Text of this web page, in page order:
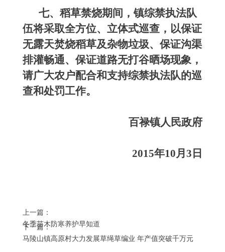
七、稻草禁烧期间，镇综禁执法队
伍将采取全方位、立体式巡查，以保证
无露天焚烧稻草及杂物垃圾、保证沟渠
排灌畅通、保证道路无打谷晒场现象，
请广大农户配合和支持综禁执法队的巡
查和处罚工作。
百禄镇人民政府
2015年10月3日
上一篇：
冬季苗木防寒养护早知道
下一篇：
马陵山镇高原村大力发展草绳草编业 年产值突破千万元